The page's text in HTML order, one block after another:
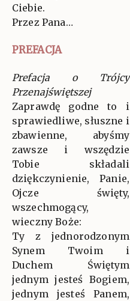
Ciebie.
Przez Pana…
PREFACJA
Prefacja o Trójcy
Przenajświętszej
Zaprawdę godne to i
sprawiedliwe, słuszne i
zbawienne, abyśmy
zawsze i wszędzie
Tobie składali
dziękczynienie, Panie,
Ojcze święty,
wszechmogący,
wieczny Boże:
Ty z jednorodzonym
Synem Twoim i
Duchem Świętym
jednym jesteś Bogiem,
jednym jesteś Panem,